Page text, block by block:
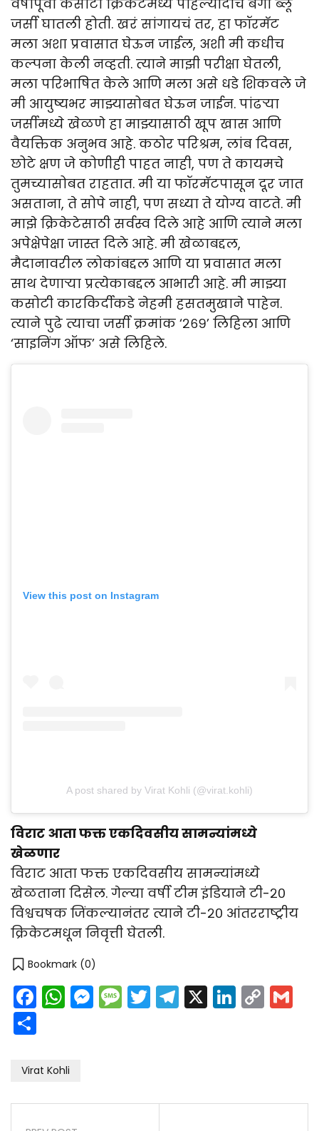
वर्षांपूर्वी कसोटी क्रिकेटमध्ये पहिल्यांदाच बॅगी ब्लू
जर्सी घातली होती. खरं सांगायचं तर, हा फॉरमॅट
मला अशा प्रवासात घेऊन जाईल, अशी मी कधीच
कल्पना केली नव्हती. त्याने माझी परीक्षा घेतली,
मला परिभाषित केले आणि मला असे धडे शिकवले जे
मी आयुष्यभर माझ्यासोबत घेऊन जाईन. पांढऱ्या
जर्सीमध्ये खेळणे हा माझ्यासाठी खूप खास आणि
वैयक्तिक अनुभव आहे. कठोर परिश्रम, लांब दिवस,
छोटे क्षण जे कोणीही पाहत नाही, पण ते कायमचे
तुमच्यासोबत राहतात. मी या फॉरमॅटपासून दूर जात
असताना, ते सोपे नाही, पण सध्या ते योग्य वाटते. मी
माझे क्रिकेटेसाठी सर्वस्व दिले आहे आणि त्याने मला
अपेक्षेपेक्षा जास्त दिले आहे. मी खेळाबद्दल,
मैदानावरील लोकांबद्दल आणि या प्रवासात मला
साथ देणाऱ्या प्रत्येकाबद्दल आभारी आहे. मी माझ्या
कसोटी कारकिर्दीकडे नेहमी हसतमुखाने पाहेन.
त्याने पुढे त्याचा जर्सी क्रमांक ‘२६९’ लिहिला आणि
‘साइनिंग ऑफ’ असे लिहिले.
View this post on Instagram
A post shared by Virat Kohli (@virat.kohli)
विराट आता फक्त एकदिवसीय सामन्यांमध्ये
खेळणार
विराट आता फक्त एकदिवसीय सामन्यांमध्ये
खेळताना दिसेल. गेल्या वर्षी टीम इंडियाने टी-२०
विश्वचषक जिंकल्यानंतर त्याने टी-२० आंतरराष्ट्रीय
क्रिकेटमधून निवृत्ती घेतली.
Bookmark (0)
Facebook
WhatsApp
Messenger
Message
Twitter
Telegram
X
Virat Kohli